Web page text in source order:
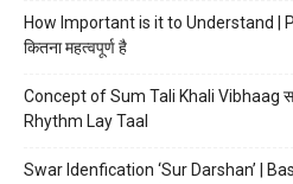
How Important is it to Understand |
कितना महत्वपूर्ण है
Concept of Sum Tali Khali Vibhaag सम
Rhythm Lay Taal
Swar Idenfication ‘Sur Darshan’ |